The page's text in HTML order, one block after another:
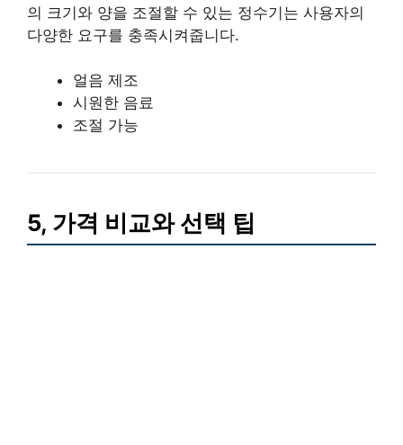
의 크기와 양을 조절할 수 있는 정수기는 사용자의
다양한 요구를 충족시켜줍니다.
얼음 제조
시원한 음료
조절 가능
5, 가격 비교와 선택 팁